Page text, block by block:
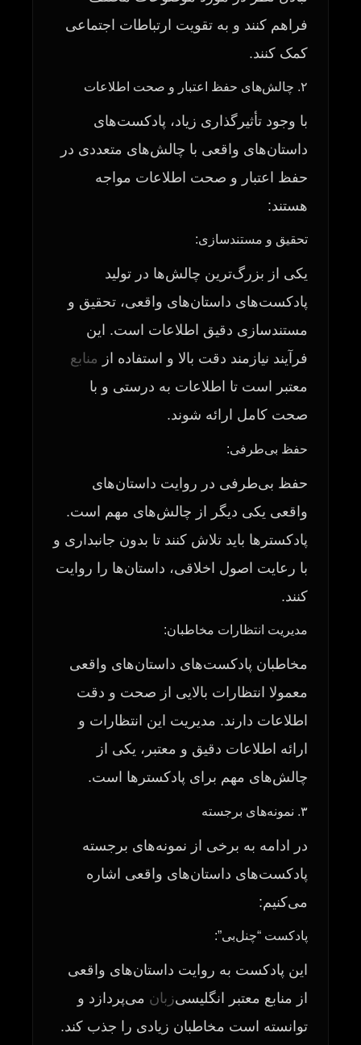
فراهم کنند و به تقویت ارتباطات اجتماعی
کمک کنند.
۲. چالش‌های حفظ اعتبار و صحت اطلاعات
با وجود تأثیرگذاری زیاد، پادکست‌های
داستان‌های واقعی با چالش‌های متعددی در
حفظ اعتبار و صحت اطلاعات مواجه
هستند:
تحقیق و مستندسازی:
یکی از بزرگ‌ترین چالش‌ها در تولید
پادکست‌های داستان‌های واقعی، تحقیق و
مستندسازی دقیق اطلاعات است. این
فرآیند نیازمند دقت بالا و استفاده از منابع
معتبر است تا اطلاعات به درستی و با
صحت کامل ارائه شوند.
حفظ بی‌طرفی:
حفظ بی‌طرفی در روایت داستان‌های
واقعی یکی دیگر از چالش‌های مهم است.
پادکسترها باید تلاش کنند تا بدون جانبداری و
با رعایت اصول اخلاقی، داستان‌ها را روایت
کنند.
مدیریت انتظارات مخاطبان:
مخاطبان پادکست‌های داستان‌های واقعی
معمولا انتظارات بالایی از صحت و دقت
اطلاعات دارند. مدیریت این انتظارات و
ارائه اطلاعات دقیق و معتبر، یکی از
چالش‌های مهم برای پادکسترها است.
۳. نمونه‌های برجسته
در ادامه به برخی از نمونه‌های برجسته
پادکست‌های داستان‌های واقعی اشاره
می‌کنیم:
پادکست “چنل‌بی”:
این پادکست به روایت داستان‌های واقعی
از منابع معتبر انگلیسی‌زبان می‌پردازد و
توانسته است مخاطبان زیادی را جذب کند.